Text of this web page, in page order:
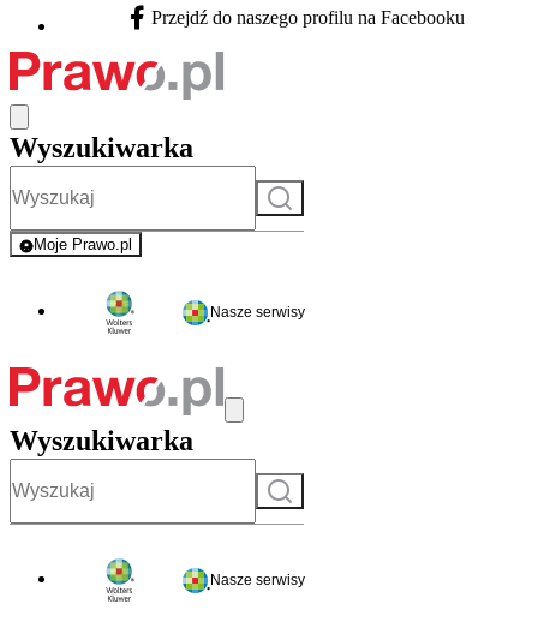
Facebook - otwiera się w nowej karcie
Przejdź do naszego profilu na Facebooku
Wyszukiwarka
Szukaj
Moje Prawo.pl
- rejestracja i logowanie do serwisu
Nasze serwisy
Wyszukiwarka
Szukaj
Nasze serwisy